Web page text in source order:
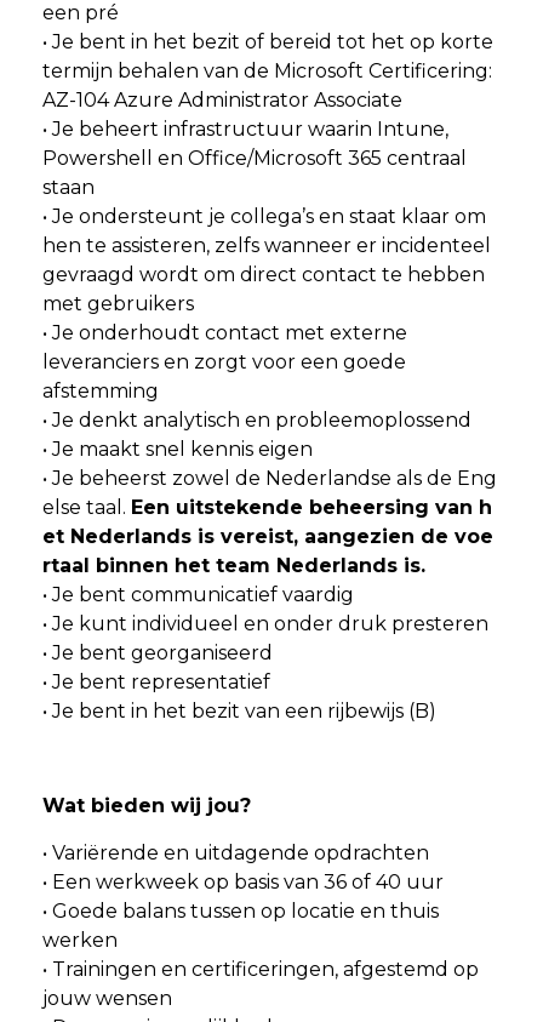
een pré
• Je bent in het bezit of bereid tot het op korte
termijn behalen van de Microsoft Certificering:
AZ-104 Azure Administrator Associate
• Je beheert infrastructuur waarin Intune,
Powershell en Office/Microsoft 365 centraal
staan
• Je ondersteunt je collega’s en staat klaar om
hen te assisteren, zelfs wanneer er incidenteel
gevraagd wordt om direct contact te hebben
met gebruikers
• Je onderhoudt contact met externe
leveranciers en zorgt voor een goede
afstemming
• Je denkt analytisch en probleemoplossend
• Je maakt snel kennis eigen
• Je beheerst zowel de Nederlandse als de Eng
else taal. Een uitstekende beheersing van h
et Nederlands is vereist, aangezien de voe
rtaal binnen het team Nederlands is.
• Je bent communicatief vaardig
• Je kunt individueel en onder druk presteren
• Je bent georganiseerd
• Je bent representatief
• Je bent in het bezit van een rijbewijs (B)
Wat bieden wij jou?
• Variërende en uitdagende opdrachten
• Een werkweek op basis van 36 of 40 uur
• Goede balans tussen op locatie en thuis
werken
• Trainingen en certificeringen, afgestemd op
jouw wensen